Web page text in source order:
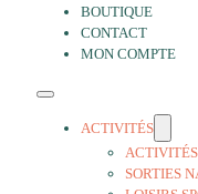
BOUTIQUE
CONTACT
MON COMPTE
ACTIVITÉS
SORTIES